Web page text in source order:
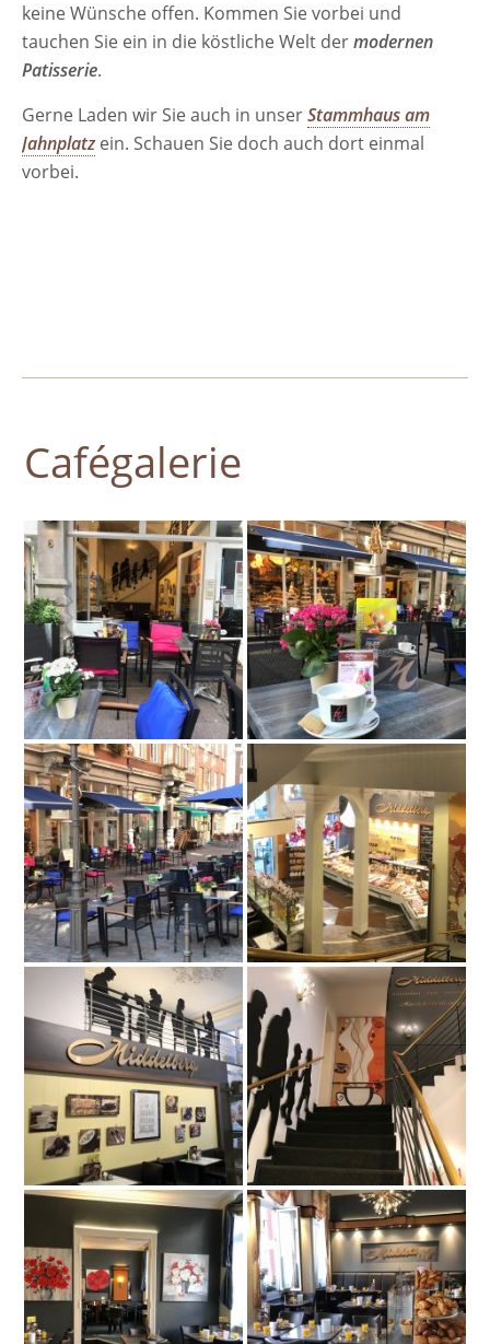
keine Wünsche offen. Kommen Sie vorbei und
tauchen Sie ein in die köstliche Welt dermodernen
Patisserie.
Gerne Laden wir Sie auch in unserStammhaus am
Jahnplatzein. Schauen Sie doch auch dort einmal
vorbei.
Cafégalerie